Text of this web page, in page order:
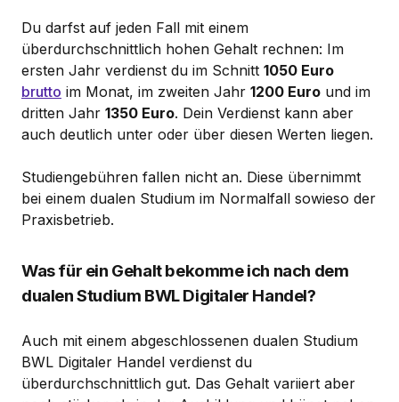
Du darfst auf jeden Fall mit einem
überdurchschnittlich hohen Gehalt rechnen: Im
ersten Jahr verdienst du im Schnitt 1050 Euro
brutto im Monat, im zweiten Jahr 1200 Euro und im
dritten Jahr 1350 Euro. Dein Verdienst kann aber
auch deutlich unter oder über diesen Werten liegen.
Studiengebühren fallen nicht an. Diese übernimmt
bei einem dualen Studium im Normalfall sowieso der
Praxisbetrieb.
Was für ein Gehalt bekomme ich nach dem
dualen Studium BWL Digitaler Handel?
Auch mit einem abgeschlossenen dualen Studium
BWL Digitaler Handel verdienst du
überdurchschnittlich gut. Das Gehalt variiert aber